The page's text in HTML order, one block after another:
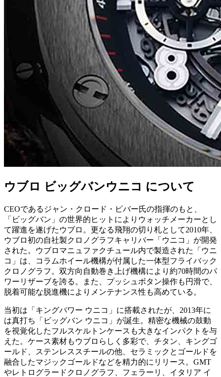
ウブロ ビッグバンウニコ について
CEOであるジャン・クロード・ビバー氏の指揮のもと、
「ビッグバン」の世界的ヒットによりウォッチメーカーとし
て躍進を遂げたウブロ。更なる飛翔の切り札として2010年、
ウブロ初の自社製クロノグラフキャリバー「ウニコ」が開発
された。ウブロマニュファクチュール内で製造された「ウニ
コ」は、コラムホイール機構が付属した一体型フライバック
クロノグラフ。双方向自動巻き上げ機構により約70時間のパ
ワーリザーブを誇る。また、プッシュボタン操作も円滑で、
脱着可能な脱進機によりメンテナンス性も高めている。
当初は「キングパワー ウニコ」に搭載されたが、2013年に
は真打ち「ビッグバン ウニコ」が誕生。精密な機械の鼓動
を視覚化したフルスケルトンケースも大きなインパクトを与
えた。ケース素材もウブロらしく多彩で、チタン、キングゴ
ールド、ステンレススチールの他、セラミックとゴールドを
融合したマジックゴールドなどを精力的にリリース。GMT
やレトログラードクロノグラフ、フェラーリ、イタリア イ